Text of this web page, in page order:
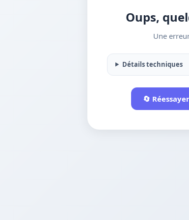
Oups,
Une
Détails techniques
🔄 Réessayer